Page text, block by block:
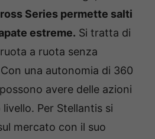
Series permette salti
estreme. Si tratta di
a ruota senza
una autonomia di 360
avere delle azioni
Per Stellantis si
mercato con il suo